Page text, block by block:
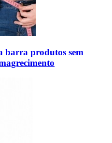
barra produtos sem